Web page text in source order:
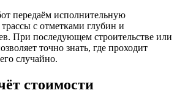
передаём исполнительную
с отметками глубин и
При последующем строительстве или
точно знать, где проходит
случайно.
стоимости